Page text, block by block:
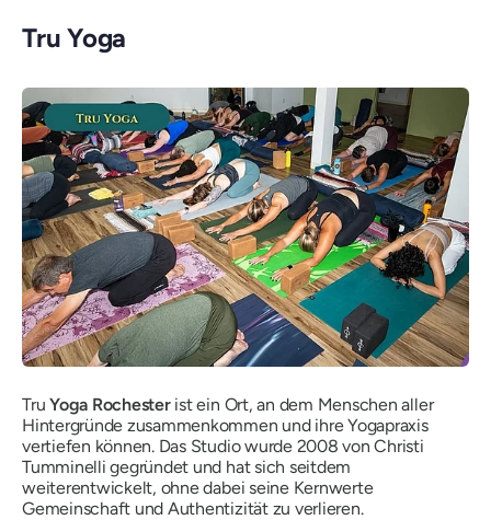
Tru Yoga
TruYoga Rochesterist ein Ort, an dem Menschen aller
Hintergründe zusammenkommen und ihre Yogapraxis
vertiefen können. Das Studio wurde 2008 von Christi
Tumminelli gegründet und hat sich seitdem
weiterentwickelt, ohne dabei seine Kernwerte
Gemeinschaft und Authentizität zu verlieren.